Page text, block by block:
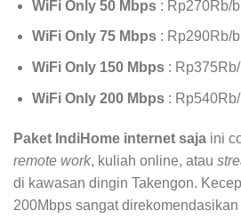
WiFi Only 50 Mbps: Rp270Rb/
WiFi Only 75 Mbps: Rp290Rb/
WiFi Only 150 Mbps:
WiFi Only 200 Mbps:
Paket IndiHome internet saja ini
remote work, kuliah online, atau
di kawasan dingin Takengon.
200Mbps sangat